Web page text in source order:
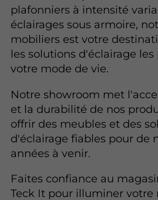
plafonniers à intensité
éclairages sous armoire,
mobiliers est votre
les solutions d'éclairage
votre mode de vie.
Notre showroom met
et la durabilité de nos
offrir des meubles et des
d'éclairage fiables pour de
années à venir.
Faites confiance au
Teck It pour illuminer votre